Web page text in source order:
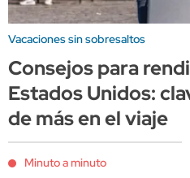
Vacaciones sin sobresaltos
Consejos para
Estados Unidos:
de más en el viaje
Minuto a minuto